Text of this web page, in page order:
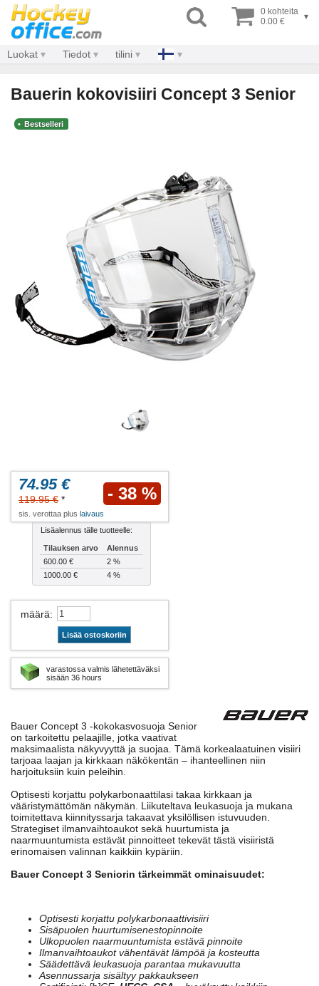
0 kohteita
0.00 €
▾
Luokat Tiedot tilini
Bauerin kokovisiiri Concept 3 Senior
Bestselleri
74.95 €
119.95 € * - 38 %
sis. verottaa plus laivaus
Lisäalennus tälle tuotteelle:
Tilauksen arvo
Alennus
600.00 €
2 %
1000.00 €
4 %
määrä:
Lisää ostoskoriin
varastossa valmis lähetettäväksi
sisään 36 hours
Bauer Concept 3 -kokokasvosuoja Senior
on tarkoitettu pelaajille, jotka vaativat
maksimaalista näkyvyyttä ja suojaa. Tämä korkealaatuinen visiiri
tarjoaa laajan ja kirkkaan näkökentän – ihanteellinen niin
harjoituksiin kuin peleihin.
Optisesti korjattu polykarbonaattilasi takaa kirkkaan ja
vääristymättömän näkymän. Liikuteltava leukasuoja ja mukana
toimitettava kiinnityssarja takaavat yksilöllisen istuvuuden.
Strategiset ilmanvaihtoaukot sekä huurtumista ja
naarmuuntumista estävät pinnoitteet tekevät tästä visiiristä
erinomaisen valinnan kaikkiin kypäriin.
Bauer Concept 3 Seniorin tärkeimmät ominaisuudet:
Optisesti korjattu polykarbonaattivisiiri
Sisäpuolen huurtumisenestopinnoite
Ulkopuolen naarmuuntumista estävä pinnoite
Ilmanvaihtoaukot vähentävät lämpöä ja kosteutta
Säädettävä leukasuoja parantaa mukavuutta
Asennussarja sisältyy pakkaukseen